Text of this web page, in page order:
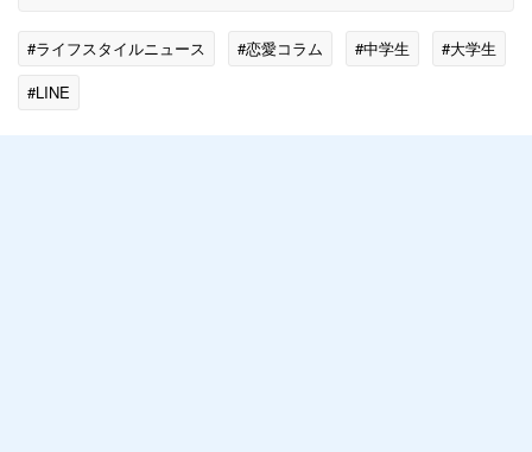
#ライフスタイルニュース #恋愛コラム #中学生
#大学生
#LINE